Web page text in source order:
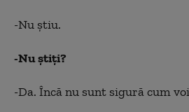
-Nu ştiu.
-Nu ştiţi?
-Da. Încă nu sunt sigură cum